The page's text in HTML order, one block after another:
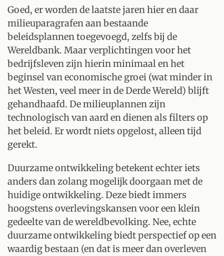
Goed, er worden de laatste jaren hier en daar
milieuparagrafen aan bestaande
beleidsplannen toegevoegd, zelfs bij de
Wereldbank. Maar verplichtingen voor het
bedrijfsleven zijn hierin minimaal en het
beginsel van economische groei (wat minder in
het Westen, veel meer in de Derde Wereld) blijft
gehandhaafd. De milieuplannen zijn
technologisch van aard en dienen als filters op
het beleid. Er wordt niets opgelost, alleen tijd
gerekt.
Duurzame ontwikkeling betekent echter iets
anders dan zolang mogelijk doorgaan met de
huidige ontwikkeling. Deze biedt immers
hoogstens overlevingskansen voor een klein
gedeelte van de wereldbevolking. Nee, echte
duurzame ontwikkeling biedt perspectief op een
waardig bestaan (en dat is meer dan overleven